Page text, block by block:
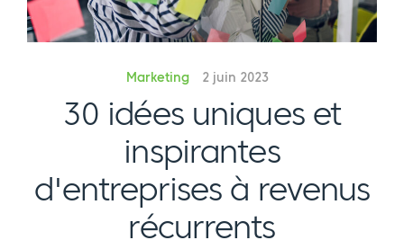
Marketing 2 juin 2023
30 idées uniques et
inspirantes
d'entreprises à revenus
récurrents